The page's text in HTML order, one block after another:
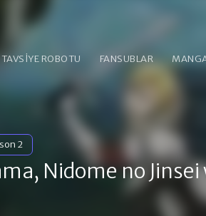
TAVSİYE ROBOTU FANSUBLAR
2
Nidome no